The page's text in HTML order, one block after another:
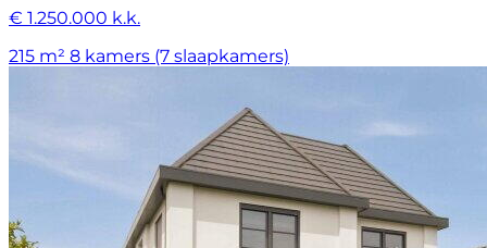
€ 1.250.000 k.k.
215 m² 8 kamers (7 slaapkamers)